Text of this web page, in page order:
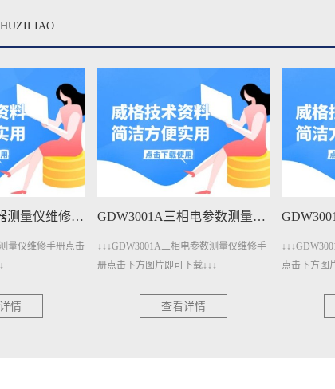
GDW3001A三相电参数测量仪维修手册下载
参数测量仪维修手
载↓↓↓
情
GDW3001三相电参数测量仪维修手册下载
↓↓↓GDW3001三相电参数测量仪维修手册
点击下方图片即可下载↓↓↓
查看详情
册点击下方